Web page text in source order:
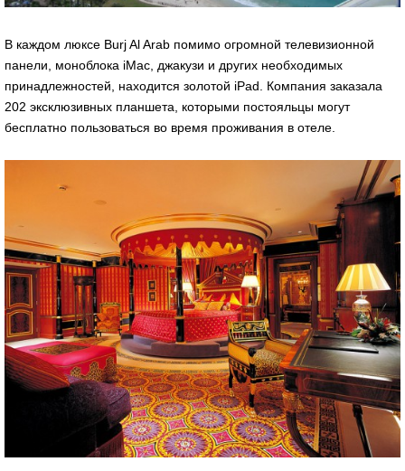
В каждом люксе Burj Al Arab помимо огромной телевизионной
панели, моноблока iMac, джакузи и других необходимых
принадлежностей, находится золотой iPad. Компания заказала
202 эксклюзивных планшета, которыми постояльцы могут
бесплатно пользоваться во время проживания в отеле.